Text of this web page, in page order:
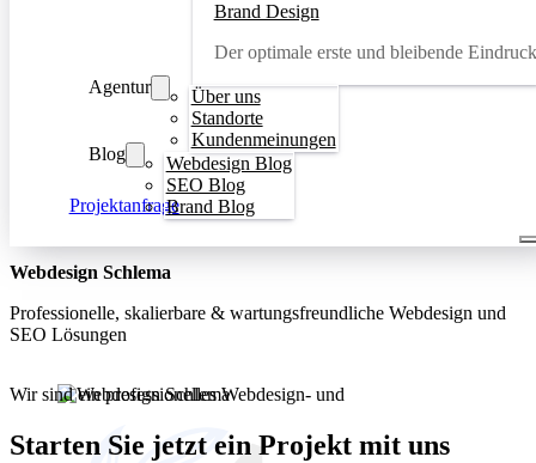
Brand Design
Der optimale erste und bleibende Eindruck
Agentur
Über uns
Standorte
Kundenmeinungen
Blog
Webdesign Blog
SEO Blog
Brand Blog
Projektanfrage
Webdesign Schlema
Professionelle, skalierbare & wartungsfreundliche Webdesign und
SEO Lösungen
Wir sind ein professionelles Webdesign- und
und kostengünstige Webdesignlösungen
Starten Sie jetzt ein Projekt mit uns